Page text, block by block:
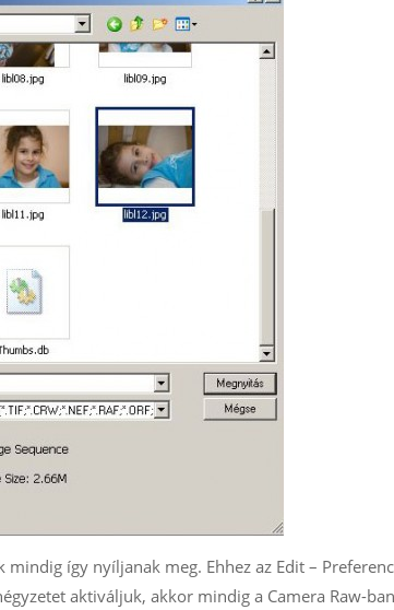
így nyíljanak meg. Ehhez az Edit –
aktiváljuk, akkor mindig a Camera Raw-